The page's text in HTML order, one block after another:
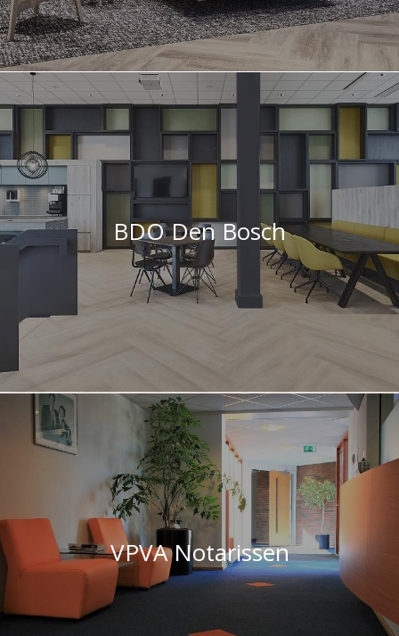
BDO Den Bosch
VPVA Notarissen